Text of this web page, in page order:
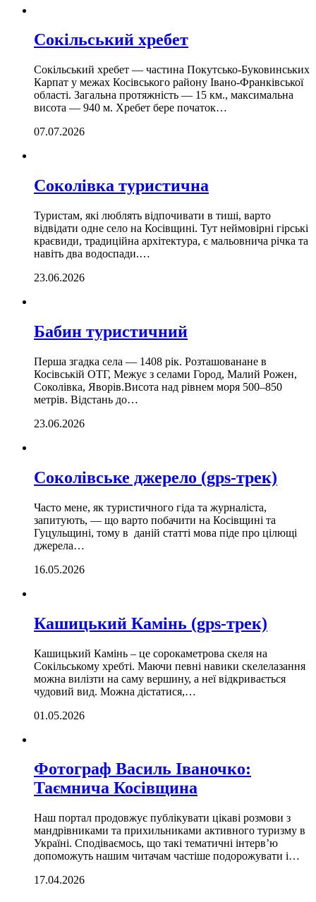
Сокільський хребет
Сокільський хребет — частина Покутсько-Буковинських
Карпат у межах Косівського району Івано-Франківської
області. Загальна протяжність — 15 км., максимальна
висота — 940 м. Хребет бере початок…
07.07.2026
Соколівка туристична
Туристам, які люблять відпочивати в тиші, варто
відвідати одне село на Косівщині. Тут неймовірні гірські
краєвиди, традиційна архітектура, є мальовнича річка та
навіть два водоспади.…
23.06.2026
Бабин туристичний
Перша згадка села — 1408 рік. Розташованане в
Косівській ОТГ, Межує з селами Город, Малий Рожен,
Соколівка, Яворів.Висота над рівнем моря 500–850
метрів. Відстань до…
23.06.2026
Соколівське джерело (gps-трек)
Часто мене, як туристичного гіда та журналіста,
запитують, — що варто побачити на Косівщині та
Гуцульщині, тому в даній статті мова піде про цілющі
джерела…
16.05.2026
Кашицький Камінь (gps-трек)
Кашицький Камінь – це сорокаметрова скеля на
Сокільському хребті. Маючи певні навики скелелазання
можна вилізти на саму вершину, а неї відкривається
чудовий вид. Можна дістатися,…
01.05.2026
Фотограф Василь Іваночко:
Таємнича Косівщина
Наш портал продовжує публікувати цікаві розмови з
мандрівниками та прихильниками активного туризму в
Україні. Сподіваємось, що такі тематичні інтерв’ю
допоможуть нашим читачам частіше подорожувати і…
17.04.2026